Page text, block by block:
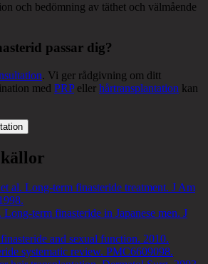
och bedömning av täthet och välmående
passar dig?
. Vi ger rådgivning om ditt
med PRPeller hårtransplantation kan
källor
al. Long-term finasteride treatment. J Am
term finasteride in Japanese men. J
and sexual function. 2010.
systematic review. PMC6609098.